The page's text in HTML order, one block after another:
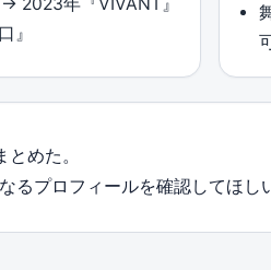
』
めた。
るプロフィールを確認してほし